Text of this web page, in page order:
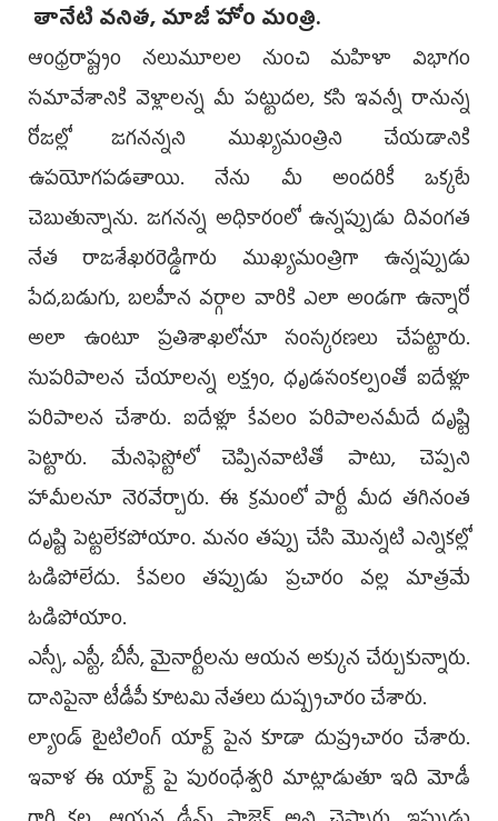
తానేటి వనిత, మాజీ హోం మంత్రి.
ఆంధ్రరాష్ట్రం నలుమూలల నుంచి మహిళా విభాగం
సమావేశానికి వెళ్లాలన్న మీ పట్టుదల, కసి ఇవన్నీ రానున్న
రోజల్లో జగనన్నని ముఖ్యమంత్రిని చేయడానికి
ఉపయోగపడతాయి. నేను మీ అందరికీ ఒక్కటే
చెబుతున్నాను. జగనన్న అధికారంలో ఉన్నప్పుడు దివంగత
నేత రాజశేఖరరెడ్డిగారు ముఖ్యమంత్రిగా ఉన్నప్పుడు
పేద,బడుగు, బలహీన వర్గాల వారికి ఎలా అండగా ఉన్నారో
అలా ఉంటూ ప్రతిశాఖలోనూ సంస్కరణలు చేపట్టారు.
సుపరిపాలన చేయాలన్న లక్ష్యం, ధృడసంకల్పంతో ఐదేళ్లూ
పరిపాలన చేశారు. ఐదేళ్లూ కేవలం పరిపాలనమీదే దృష్టి
పెట్టారు. మేనిఫెస్టోలో చెప్పినవాటితో పాటు, చెప్పని
హామీలనూ నెరవేర్చారు. ఈ క్రమంలో పార్టీ మీద తగినంత
దృష్టి పెట్టలేకపోయాం. మనం తప్పు చేసి మొన్నటి ఎన్నికల్లో
ఓడిపోలేదు. కేవలం తప్పుడు ప్రచారం వల్ల మాత్రమే
ఓడిపోయాం.
ఎస్సీ, ఎస్టీ, బీసీ, మైనార్టీలను ఆయన అక్కున చేర్చుకున్నారు.
దానిపైనా టీడీపీ కూటమి నేతలు దుష్ప్రచారం చేశారు.
ల్యాండ్ టైటిలింగ్ యాక్ట్ పైన కూడా దుష్ర్పచారం చేశారు.
ఇవాళ ఈ యాక్ట్ పై పురంధేశ్వరి మాట్లాడుతూ ఇది మోడీ